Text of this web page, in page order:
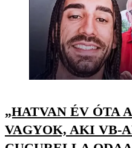
„HATVAN ÉV ÓTA
VAGYOK, AKI VB-